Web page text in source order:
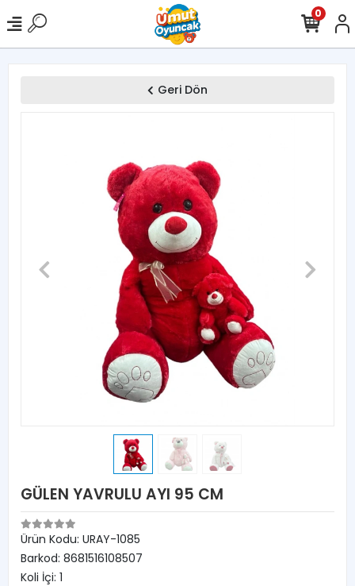
0
Geri Dön
GÜLEN YAVRULU AYI 95 CM
Ürün Kodu: URAY-1085
Barkod: 8681516108507
Koli İçi: 1